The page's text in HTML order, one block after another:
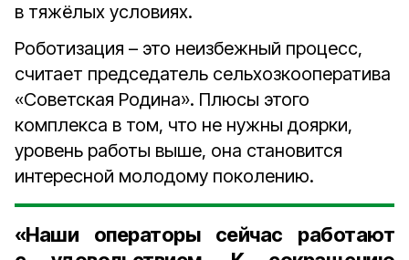
в тяжёлых условиях.
Роботизация – это неизбежный процесс,
считает председатель сельхозкооператива
«Советская Родина». Плюсы этого
комплекса в том, что не нужны доярки,
уровень работы выше, она становится
интересной молодому поколению.
«Наши операторы сейчас работают